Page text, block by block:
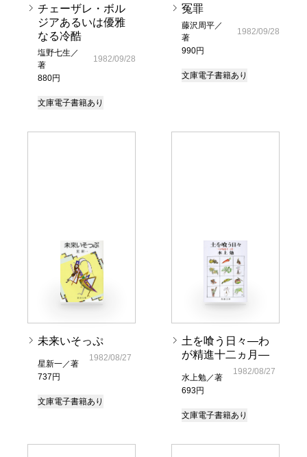
チェーザレ・ボル
ジアあるいは優雅
なる冷酷
塩野七生／
著
880円
1982/09/28
文庫電子書籍あり
冤罪
藤沢周平／
著
990円
1982/09/28
文庫電子書籍あり
未来いそっぷ
星新一／著
737円
1982/08/27
文庫電子書籍あり
土を喰う日々―わ
が精進十二ヵ月―
水上勉／著
693円
1982/08/27
文庫電子書籍あり